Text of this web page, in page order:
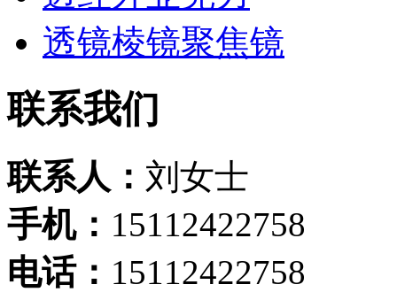
透镜棱镜聚焦镜
联系我们
联系人： 刘女士
手机： 15112422758
电话： 15112422758